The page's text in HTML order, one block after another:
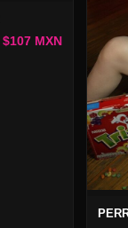
$107 MXN